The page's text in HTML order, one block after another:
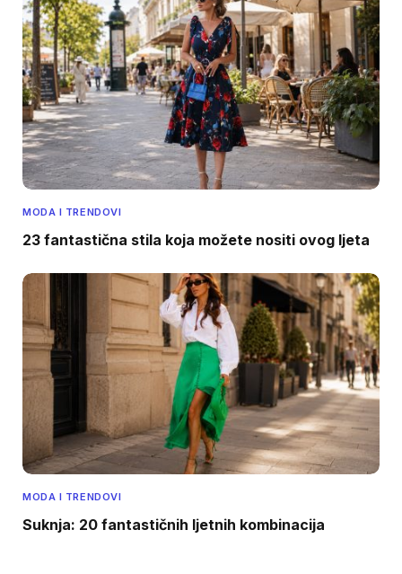
MODA I TRENDOVI
23 fantastična stila koja možete nositi ovog ljeta
MODA I TRENDOVI
Suknja: 20 fantastičnih ljetnih kombinacija